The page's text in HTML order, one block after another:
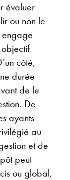
évaluer
ou non le
engage
côté,
durée
de le
De
ayants
au
et de
peut
ou global,